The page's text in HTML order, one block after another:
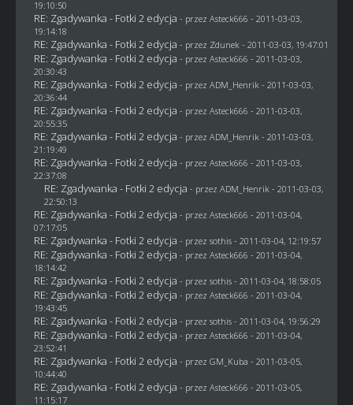
19:10:50
RE: Zgadywanka - Fotki 2 edycja - przez Asteck666 - 2011-03-03,
19:14:18
RE: Zgadywanka - Fotki 2 edycja - przez Zdunek - 2011-03-03, 19:47:01
RE: Zgadywanka - Fotki 2 edycja - przez Asteck666 - 2011-03-03,
20:30:43
RE: Zgadywanka - Fotki 2 edycja - przez ADM_Henrik - 2011-03-03,
20:36:44
RE: Zgadywanka - Fotki 2 edycja - przez Asteck666 - 2011-03-03,
20:55:35
RE: Zgadywanka - Fotki 2 edycja - przez ADM_Henrik - 2011-03-03,
21:19:49
RE: Zgadywanka - Fotki 2 edycja - przez Asteck666 - 2011-03-03,
22:37:08
RE: Zgadywanka - Fotki 2 edycja - przez ADM_Henrik - 2011-03-03,
22:50:13
RE: Zgadywanka - Fotki 2 edycja - przez Asteck666 - 2011-03-04,
07:17:05
RE: Zgadywanka - Fotki 2 edycja - przez sothis- 2011-03-04, 12:19:57
RE: Zgadywanka - Fotki 2 edycja - przez Asteck666 - 2011-03-04,
18:14:42
RE: Zgadywanka - Fotki 2 edycja - przez sothis- 2011-03-04, 18:58:05
RE: Zgadywanka - Fotki 2 edycja - przez Asteck666 - 2011-03-04,
19:43:45
RE: Zgadywanka - Fotki 2 edycja - przez sothis- 2011-03-04, 19:56:29
RE: Zgadywanka - Fotki 2 edycja - przez Asteck666 - 2011-03-04,
23:52:41
RE: Zgadywanka - Fotki 2 edycja - przez GM_Kuba - 2011-03-05,
10:44:40
RE: Zgadywanka - Fotki 2 edycja - przez Asteck666 - 2011-03-05,
11:15:17